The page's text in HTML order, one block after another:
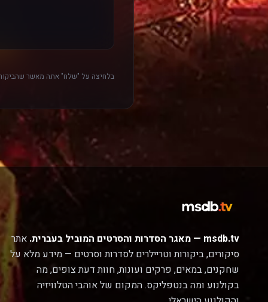
בלחיצה על "שלח" אתה מאשר
msdb.tv — מאגר הסדרות והסרטים המוביל בעברית.
אתר
סיקורים, ביקורות וטריילרים לסדרות וסרטים — מידע מלא על
שחקנים, במאים, פרקים ועונות, חוות דעת צופים, מה
בקולנוע ומה בנטפליקס. המקום של אוהבי הטלוויזיה